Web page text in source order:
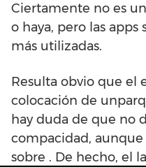
Ciertamente no es
o haya, pero las apps
más utilizadas.
Resulta obvio que el
colocación de
hay duda de que no
compacidad,
sobre . De hecho, el